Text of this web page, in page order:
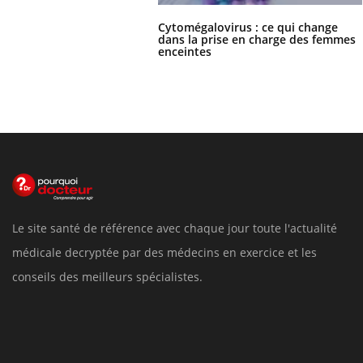
Cytomégalovirus : ce qui change
dans la prise en charge des femmes
enceintes
Le site santé de référence avec chaque jour toute l'actualité
médicale decryptée par des médecins en exercice et les
conseils des meilleurs spécialistes.